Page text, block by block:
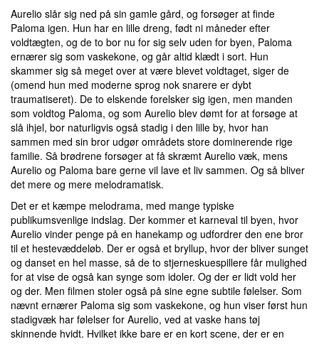
Aurelio slår sig ned på sin gamle gård, og forsøger at finde
Paloma igen. Hun har en lille dreng, født ni måneder efter
voldtægten, og de to bor nu for sig selv uden for byen, Paloma
ernærer sig som vaskekone, og går altid klædt i sort. Hun
skammer sig så meget over at være blevet voldtaget, siger de
(omend hun med moderne sprog nok snarere er dybt
traumatiseret). De to elskende forelsker sig igen, men manden
som voldtog Paloma, og som Aurelio blev dømt for at forsøge at
slå ihjel, bor naturligvis også stadig i den lille by, hvor han
sammen med sin bror udgør områdets store dominerende rige
familie. Så brødrene forsøger at få skræmt Aurelio væk, mens
Aurelio og Paloma bare gerne vil lave et liv sammen. Og så bliver
det mere og mere melodramatisk.
Det er et kæmpe melodrama, med mange typiske
publikumsvenlige indslag. Der kommer et karneval til byen, hvor
Aurelio vinder penge på en hanekamp og udfordrer den ene bror
til et hestevæddeløb. Der er også et bryllup, hvor der bliver sunget
og danset en hel masse, så de to stjerneskuespillere får mulighed
for at vise de også kan synge som idoler. Og der er lidt vold her
og der. Men filmen stoler også på sine egne subtile følelser. Som
nævnt ernærer Paloma sig som vaskekone, og hun viser først hun
stadigvæk har følelser for Aurelio, ved at vaske hans tøj
skinnende hvidt. Hvilket ikke bare er en kort scene, der er en